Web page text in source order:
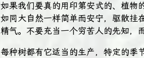
如果我们要真的用印第安式的、植物
如同大自然一样简单而安宁，驱散挂
精气。不要充当一个穷苦人的先知，
每种树都有它适当的生产，特定的季